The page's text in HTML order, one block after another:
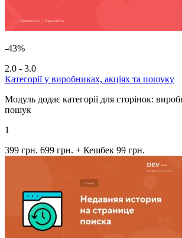
-43%
2.0 - 3.0
Категорії у виробниках, акціях та пошуку
Модуль додає категорії для сторінок:
пошук
1
399 грн. 699 грн. + Кешбек 99 грн.